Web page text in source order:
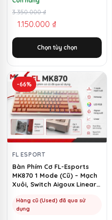
3.350.000₫
Giá
gốc
là:
3.350.000 ₫.
1.150.000 ₫
Giá
hiện
tại
là:
1.150.000 ₫.
Chọn tùy chọn
phẩm
-66%
FL ESPORT
Bàn Phím Cơ FL-Esports
MK870 1 Mode (Cũ) – Mạch
Xuôi, Switch Aigoux Linear |
Hàng cũ (Used) đã qua sử
dụng